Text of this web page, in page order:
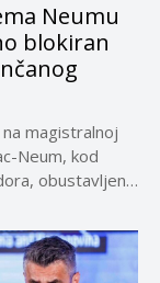
Neumu
blokiran
magistralnoj
Neum, kod
obustavljen